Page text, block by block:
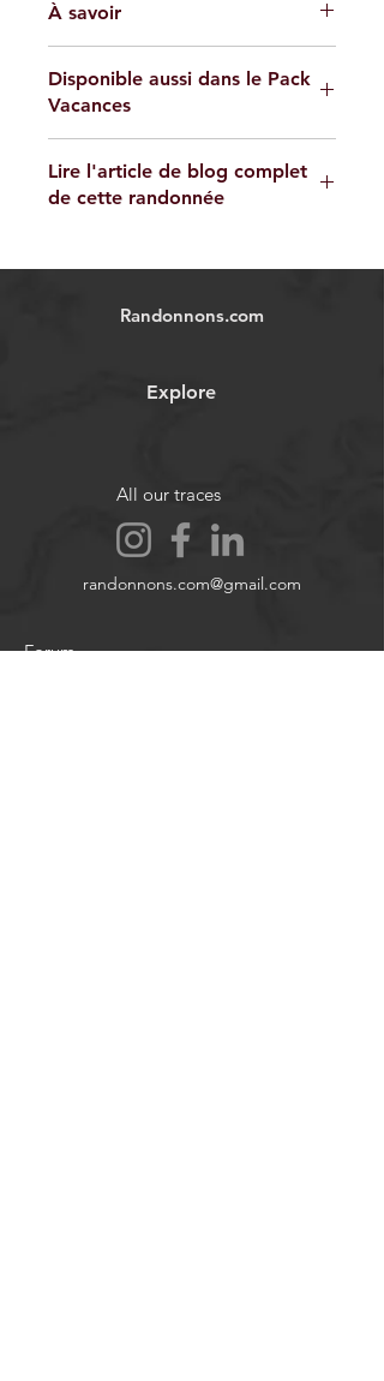
À savoir
indicatif et ne garantissent pas
l'absence de risques. Chaque
utilisateur est responsable de sa
propre sécurité et doit évaluer les
conditions environnementales et ses
capacités physiques avant
dommage matériel. Images et vidéos
Disponible aussi dans le Pack
Vacances
Randonnons
Lire l'article de blog complet
de cette randonnée
ndonn%C3%A9e-saut-d-eau-du-
Randonnons.com
Explore
All our traces
randonnons.com@gmail.com
Forum